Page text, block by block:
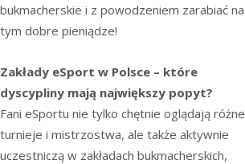
bukmacherskie i z powodzeniem zarabiać na
tym dobre pieniądze!
Zakłady eSport w Polsce – które
dyscypliny mają największy popyt?
Fani eSportu nie tylko chętnie oglądają różne
turnieje i mistrzostwa, ale także aktywnie
uczestniczą w zakładach bukmacherskich,